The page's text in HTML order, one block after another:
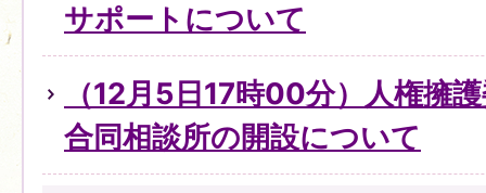
サポートについて
（12月5日17時00分）人権擁
合同相談所の開設について